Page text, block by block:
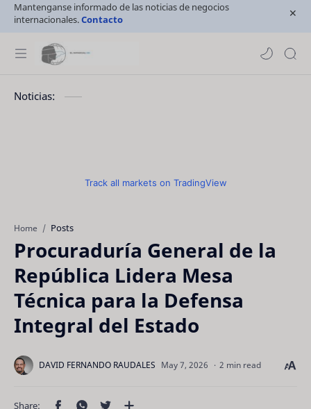
Mantenganse informado de las noticias de negocios
internacionales.Contacto
Noticias:
Track all markets on TradingView
Home Posts
Procuraduría General de la
República Lidera Mesa
Técnica para la Defensa
Integral del Estado
2 min read